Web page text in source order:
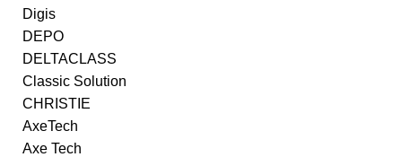
Digis
DEPO
DELTACLASS
Classic Solution
CHRISTIE
AxeTech
Axe Tech